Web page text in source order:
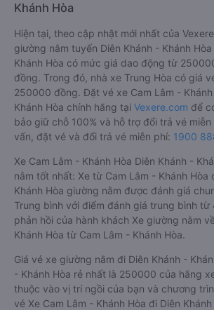
Khánh Hòa
Hiện tại, theo cập nhật mới nhất của
giường nằm tuyến Diên Khánh - Khánh
Khánh Hòa có mức giá dao động từ
đồng. Trong đó, nhà xe Trung Hòa có giá
250000 đồng. Đặt vé xe Cam Lâm - Khánh
Khánh Hòa chính hãng tại Vexere.com để
bảo giữ chỗ 100% và hỗ trợ đổi trả vé
vấn, đặt vé và đổi trả vé miễn phí: 1900
Xe Cam Lâm - Khánh Hòa Diên Khánh -
nằm tốt nhất: Xe từ Cam Lâm - Khánh Hòa
Khánh Hòa giường nằm được đánh giá
Trung bình với điểm đánh giá trung bình
phản hồi của hành khách Xe giường nằm
Khánh Hòa từ Cam Lâm - Khánh Hòa.
Giá vé xe giường nằm đi Diên Khánh -
- Khánh Hòa rẻ nhất là 250000 của hãng
thuộc vào vị trí ngồi của bạn và chương
vé Xe Cam Lâm - Khánh Hòa đi Diên